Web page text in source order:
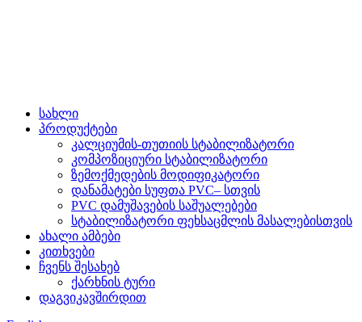
სახლი
პროდუქტები
კალციუმის-თუთიის სტაბილიზატორი
კომპოზიციური სტაბილიზატორი
ზემოქმედების მოდიფიკატორი
დანამატები სუფთა PVC– სთვის
PVC დამუშავების საშუალებები
სტაბილიზატორი ფეხსაცმლის მასალებისთვის
ახალი ამბები
კითხვები
ჩვენს შესახებ
ქარხნის ტური
დაგვიკავშირდით